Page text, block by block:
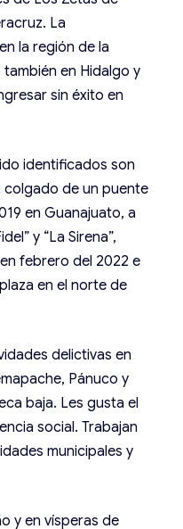
La
la región de la
en Hidalgo y
sin éxito en
identificados son
colgado de un puente
en Guanajuato, a
y “La Sirena”,
febrero del 2022 e
en el norte de
delictivas en
Pánuco y
baja. Les gusta el
social. Trabajan
municipales y
y en vísperas de